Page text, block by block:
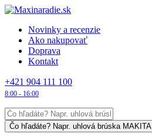
Novinky a recenzie
Ako nakupovať
Doprava
Kontakt
+421 904 111 100
8:00 - 16:00